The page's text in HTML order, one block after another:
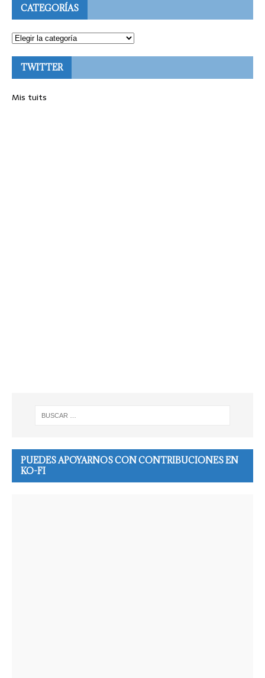
CATEGORÍAS
TWITTER
Mis tuits
PUEDES APOYARNOS CON CONTRIBUCIONES EN
KO-FI